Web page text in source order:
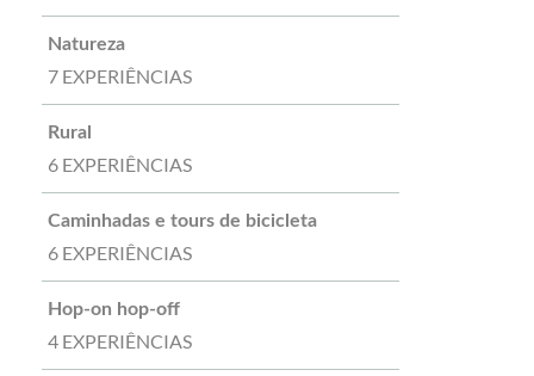
Natureza
7 EXPERIÊNCIAS
Rural
6 EXPERIÊNCIAS
Caminhadas e tours de bicicleta
6 EXPERIÊNCIAS
Hop-on hop-off
4 EXPERIÊNCIAS